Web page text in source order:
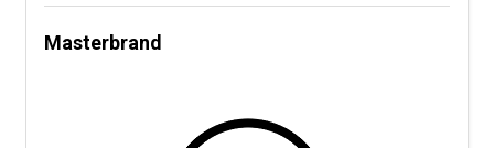
Masterbrand